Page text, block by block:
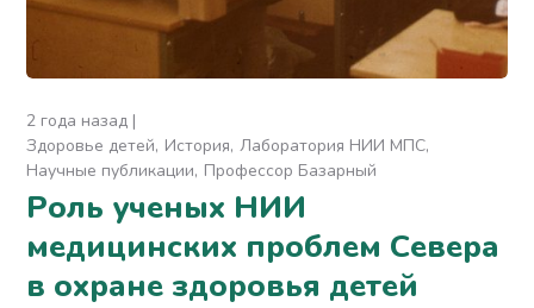
2 года назад
Здоровье детей История Лаборатория НИИ МПС
Научные публикации Профессор Базарный
Роль ученых НИИ
медицинских проблем Севера
в охране здоровья детей